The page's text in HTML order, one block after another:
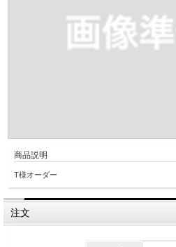
商品説明
T様オーダー
注文